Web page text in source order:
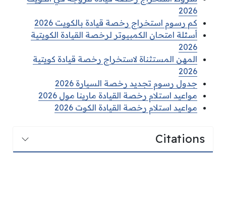
2026
كم رسوم استخراج رخصة قيادة بالكويت 2026
أسئلة امتحان الكمبيوتر لرخصة القيادة الكويتية
2026
المهن المستثناة لاستخراج رخصة قيادة كويتية
2026
جدول رسوم تجديد رخصة السيارة 2026
مواعيد استلام رخصة القيادة مارينا مول 2026
مواعيد استلام رخصة القيادة الكوت 2026
Citations